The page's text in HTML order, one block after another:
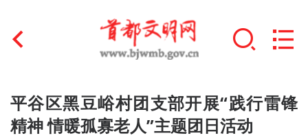
首页
文明创建
平谷区黑豆峪村团支部开展“践行雷锋
精神 情暖孤寡老人”主题团日活动